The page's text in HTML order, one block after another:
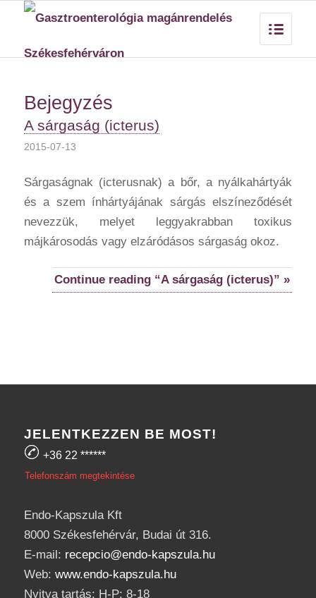
Bejegyzés
A sárgaság (icterus)
2015-07-13
Sárgaságnak (icterusnak) a bőr, a nyálkahártyák
és a szem ínhártyájának sárgás elszíneződését
nevezzük, melyet leggyakrabban toxikus
májkárosodás vagy elzáródásos sárgaság okoz.
Continue reading “A sárgaság (icterus)” »
JELENTKEZZEN BE MOST!
+36 22 ******
Telefonszám megtekintése
Endo-Kapszula Kft
8000 Székesfehérvár, Budai út 316.
E-mail: recepcio@endo-kapszula.hu
Web: www.endo-kapszula.hu
Nyitva tartás: H-P: 8-18